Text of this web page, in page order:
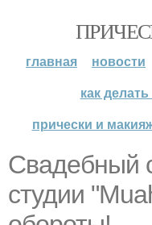
главная новости
как
прически и
Свадебный
студии